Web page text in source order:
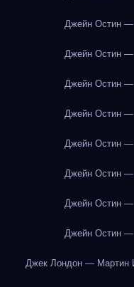
Джейн Остин —
Джейн Остин —
Джейн Остин —
Джейн Остин —
Джейн Остин —
Джейн Остин —
Джейн Остин —
Джейн Остин —
Джек Лондон — Мартин